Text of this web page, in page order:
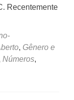
Recentemente
, Gênero e
Números,